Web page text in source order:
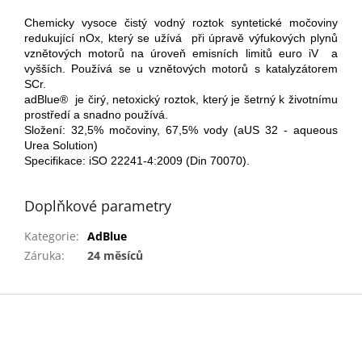
Chemicky vysoce čistý vodný roztok syntetické močoviny
redukující nOx, který se užívá při úpravě výfukových plynů
vznětových motorů na úroveň emisních limitů euro iV a
vyšších. Používá se u vznětových motorů s katalyzátorem
SCr.
adBlue® je čirý, netoxický roztok, který je šetrný k životnímu
prostředí a snadno používá.
Složení: 32,5% močoviny, 67,5% vody (aUS 32 - aqueous
Urea Solution)
Specifikace: iSO 22241-4:2009 (Din 70070).
Doplňkové parametry
Kategorie: AdBlue
Záruka: 24 měsíců
Z